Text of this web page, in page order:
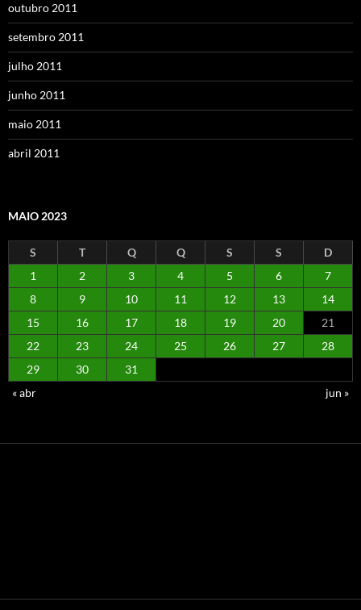
outubro 2011
setembro 2011
julho 2011
junho 2011
maio 2011
abril 2011
MAIO 2023
S T Q Q S S
D
1
2 3 4 5 6
7
8
9 10 11 12 13
14
15
16 17 18 19 20
21
22
23 24 25 26 27
28
29
30
31
« abr
jun »